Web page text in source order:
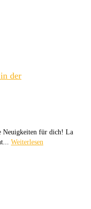
der
Neuigkeiten für dich! La
Weiterlesen